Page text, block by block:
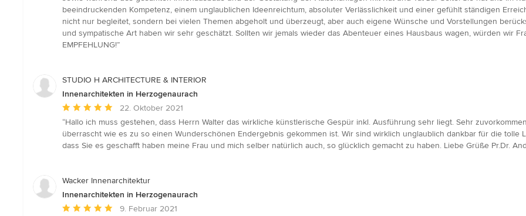
von
5
Sternen
beeindruckenden Kompetenz, einem unglaublichen Ideenreichtum, absoluter Verlässlichkeit und einer gefühlt ständigen
nicht nur begleitet, sondern bei vielen Themen abgeholt und überzeugt, aber auch eigene Wünsche und Vorstellungen
und sympatische Art haben wir sehr geschätzt. Sollten wir jemals wieder das Abenteuer eines Hausbaus wagen, würden wir
EMPFEHLUNG!”
STUDIO H ARCHITECTURE & INTERIOR
Innenarchitekten in Herzogenaurach
Durchschnittliche
Bewertung:
5
von
22. Oktober 2021
“Hallo ich muss gestehen, dass Herrn Walter das wirkliche künstlerische Gespür inkl. Ausführung sehr liegt. Sehr
überrascht wie es zu so einen Wunderschönen Endergebnis gekommen ist. Wir sind wirklich unglaublich dankbar für die tolle
dass Sie es geschafft haben meine Frau und mich selber natürlich auch, so glücklich gemacht zu haben. Liebe Grüße Pr.Dr.
Wacker Innenarchitektur
Innenarchitekten in Herzogenaurach
Durchschnittliche9. Februar 2021